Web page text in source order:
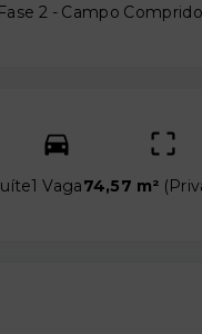
2 - Campo
1 Vaga74,57 m² (